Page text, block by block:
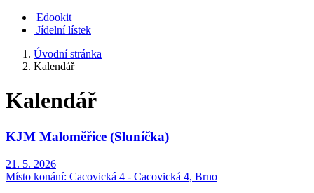
Edookit
Jídelní lístek
Úvodní stránka
Kalendář
Kalendář
KJM Maloměřice (Sluníčka)
21. 5. 2026
Místo konání: Cacovická 4 - Cacovická 4, Brno